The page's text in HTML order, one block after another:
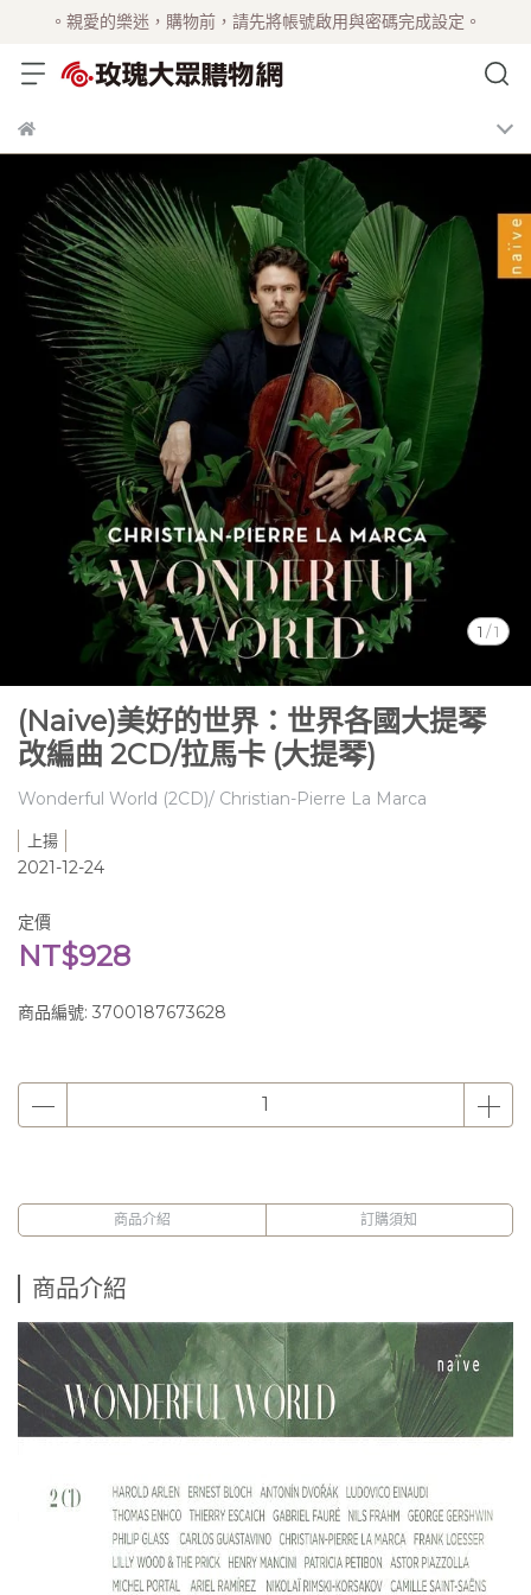
。親愛的樂迷，購物前，請先將帳號啟用與密碼完成設定。
1 /1
(Naive)美好的世界：世界各國大提琴
改編曲 2CD/拉馬卡 (大提琴)
Wonderful World (2CD)/ Christian-Pierre La Marca
上揚
2021-12-24
定價
NT$928
商品編號: 3700187673628
商品介紹 訂購須知
商品介紹